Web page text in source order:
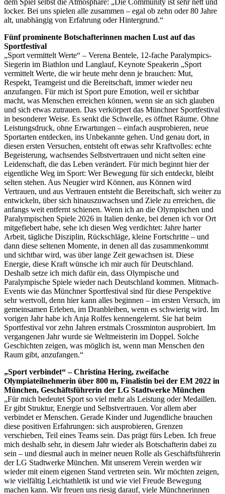
locker. Bei uns spielen alle zusammen – egal ob zehn oder 80 Jahre
alt, unabhängig von Erfahrung oder Hintergrund.“
Fünf prominente Botschafterinnen machen Lust auf das
Sportfestival
„Sport vermittelt Werte“ – Verena Bentele, 12-fache Paralympics-
Siegerin im Biathlon und Langlauf, Keynote Speakerin „Sport
vermittelt Werte, die wir heute mehr denn je brauchen: Mut,
Respekt, Teamgeist und die Bereitschaft, immer wieder neu
anzufangen. Für mich ist Sport pure Emotion, weil er sichtbar
macht, was Menschen erreichen können, wenn sie an sich glauben
und sich etwas zutrauen. Das verkörpert das Münchner Sportfestival
in besonderer Weise. Es senkt die Schwelle, es öffnet Räume. Ohne
Leistungsdruck, ohne Erwartungen – einfach ausprobieren, neue
Sportarten entdecken, ins Unbekannte gehen. Und genau dort, in
diesen ersten Versuchen, entsteht oft etwas sehr Kraftvolles: echte
Begeisterung, wachsendes Selbstvertrauen und nicht selten eine
Leidenschaft, die das Leben verändert. Für mich beginnt hier der
eigentliche Weg im Sport: Wer Bewegung für sich entdeckt, bleibt
selten stehen. Aus Neugier wird Können, aus Können wird
Vertrauen, und aus Vertrauen entsteht die Bereitschaft, sich weiter zu
entwickeln, über sich hinauszuwachsen und Ziele zu erreichen, die
anfangs weit entfernt schienen. Wenn ich an die Olympischen und
Paralympischen Spiele 2026 in Italien denke, bei denen ich vor Ort
mitgefiebert habe, sehe ich diesen Weg verdichtet: Jahre harter
Arbeit, tägliche Disziplin, Rückschläge, kleine Fortschritte – und
dann diese seltenen Momente, in denen all das zusammenkommt
und sichtbar wird, was über lange Zeit gewachsen ist. Diese
Energie, diese Kraft wünsche ich mir auch für Deutschland.
Deshalb setze ich mich dafür ein, dass Olympische und
Paralympische Spiele wieder nach Deutschland kommen. Mitmach-
Events wie das Münchner Sportfestival sind für diese Perspektive
sehr wertvoll, denn hier kann alles beginnen – im ersten Versuch, im
gemeinsamen Erleben, im Dranbleiben, wenn es schwierig wird. Im
vorigen Jahr habe ich Anja Rolfes kennengelernt. Sie hat beim
Sportfestival vor zehn Jahren erstmals Crossminton ausprobiert. Im
vergangenen Jahr wurde sie Weltmeisterin im Doppel. Solche
Geschichten zeigen, was möglich ist, wenn man Menschen den
Raum gibt, anzufangen.“
„Sport verbindet“ – Christina Hering, zweifache
Olympiateilnehmerin über 800 m, Finalistin bei der EM 2022 in
München, Geschäftsführerin der LG Stadtwerke München
„Für mich bedeutet Sport so viel mehr als Leistung oder Medaillen.
Er gibt Struktur, Energie und Selbstvertrauen. Vor allem aber
verbindet er Menschen. Gerade Kinder und Jugendliche brauchen
diese positiven Erfahrungen: sich ausprobieren, Grenzen
verschieben, Teil eines Teams sein. Das prägt fürs Leben. Ich freue
mich deshalb sehr, in diesem Jahr wieder als Botschafterin dabei zu
sein – und diesmal auch in meiner neuen Rolle als Geschäftsführerin
der LG Stadtwerke München. Mit unserem Verein werden wir
wieder mit einem eigenen Stand vertreten sein. Wir möchten zeigen,
wie vielfältig Leichtathletik ist und wie viel Freude Bewegung
machen kann. Wir freuen uns riesig darauf, viele Münchnerinnen